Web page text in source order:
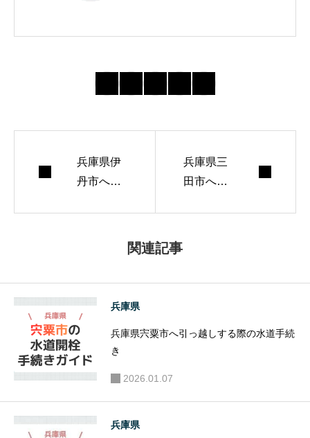
の最新動向を追
い、初めてでも迷
す。 週末はランニ
ングとコーヒー焙
兵庫県伊
丹市へ引
兵庫県三
田市へ引
関連記事
兵庫県
兵庫県宍粟市へ引っ越しする際の水道手続
き
2026.01.07
兵庫県